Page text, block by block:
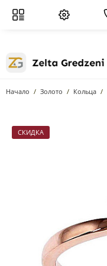
Начало Золото Кольцa
СКИДКА